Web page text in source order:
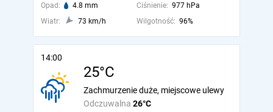
Opad: 4.8 mm Ciśnienie: 977 hPa
Wiatr:
73 km/h Wilgotność: 96%
14:00
25°C
Odczuwalna 26°C
Zachmurzenie duże, miejscowe ulewy